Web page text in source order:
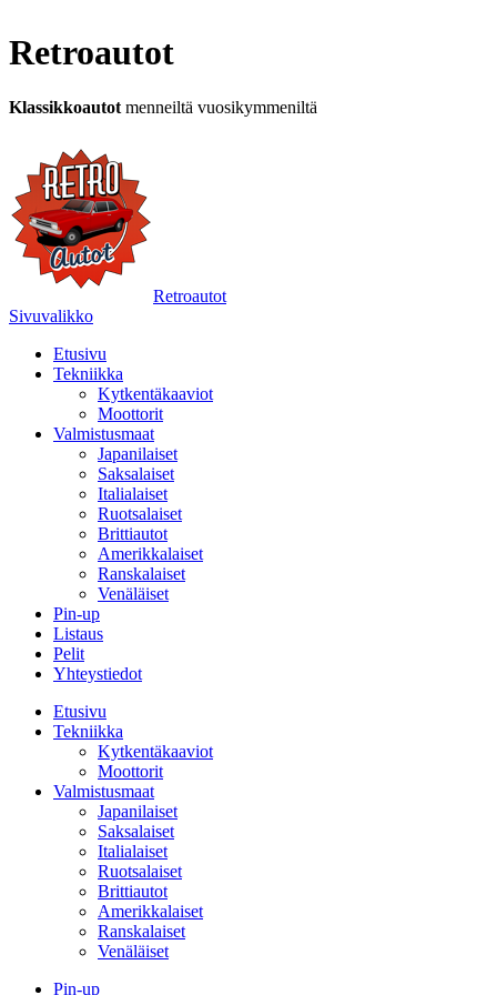
Retroautot
Klassikkoautot menneiltä vuosikymmeniltä
Retroautot
Sivuvalikko
Etusivu
Tekniikka
Kytkentäkaaviot
Moottorit
Valmistusmaat
Japanilaiset
Saksalaiset
Italialaiset
Ruotsalaiset
Brittiautot
Amerikkalaiset
Ranskalaiset
Venäläiset
Pin-up
Listaus
Pelit
Yhteystiedot
Etusivu
Tekniikka
Kytkentäkaaviot
Moottorit
Valmistusmaat
Japanilaiset
Saksalaiset
Italialaiset
Ruotsalaiset
Brittiautot
Amerikkalaiset
Ranskalaiset
Venäläiset
Pin-up